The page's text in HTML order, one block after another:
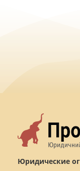
Юридические